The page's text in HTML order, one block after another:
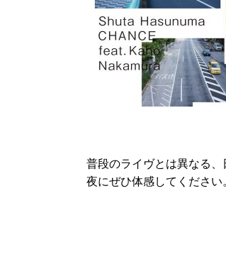
普段のライヴとは異なる
夜にぜひ体感してください。